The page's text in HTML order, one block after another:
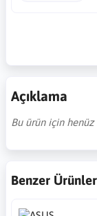
Açıklama
Bu ürün için
Benzer Ürünler